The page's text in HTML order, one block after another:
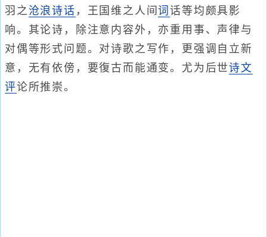
羽之沧浪诗话 ，王国维之人间词话等均颇具影
响。其论诗，除注意内容外，亦重用事、声律与
对偶等形式问题。对诗歌之写作，更强调自立新
意，无有依傍，要復古而能通变。尤为后世诗文
评论所推崇。